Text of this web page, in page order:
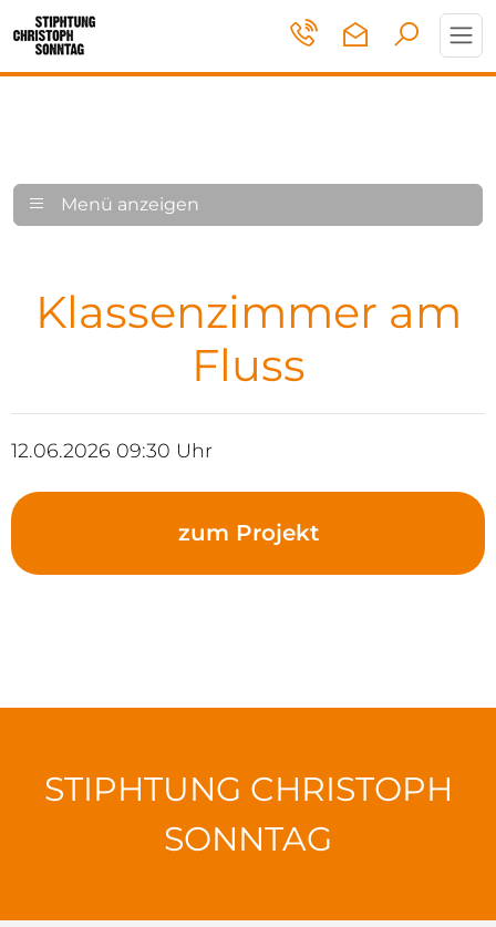
Menü anzeigen
Klassenzimmer am
Fluss
12.06.2026 09:30 Uhr
zum Projekt
STIPHTUNG CHRISTOPH
SONNTAG